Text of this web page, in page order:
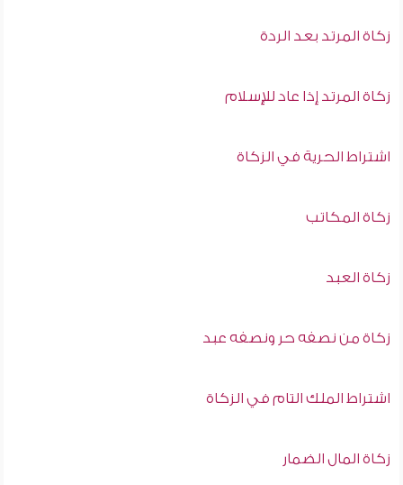
زكاة المرتد بعد الردة
زكاة المرتد إذا عاد للإسلام
اشتراط الحرية في الزكاة
زكاة المكاتب
زكاة العبد
زكاة من نصفه حر ونصفه عبد
اشتراط الملك التام في الزكاة
زكاة المال الضمار